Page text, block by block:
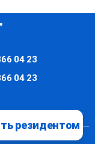
04 23
04 23
резидентом